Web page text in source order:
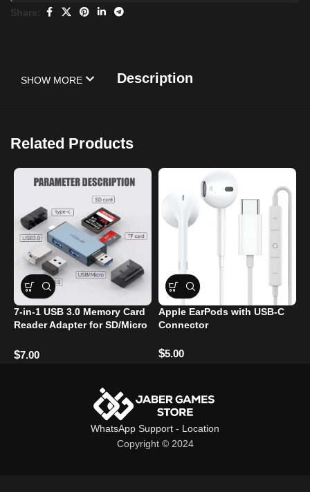
Share:
Description
SHOW MORE
Related Products
7-in-1 USB 3.0 Memory Card
Reader Adapter for SD/Micro
$7.00
Apple EarPods with USB-C
Connector
$5.00
WhatsApp Support - Location
Copyright © 2024